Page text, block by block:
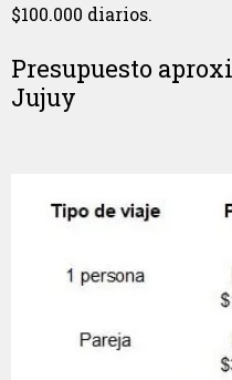
$100.000 diarios.
Presupuesto
Jujuy